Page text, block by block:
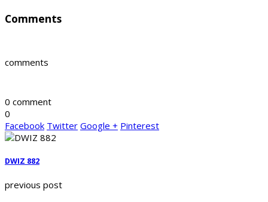
Comments
comments
0 comment
0
Facebook Twitter Google + Pinterest
DWIZ 882
previous post